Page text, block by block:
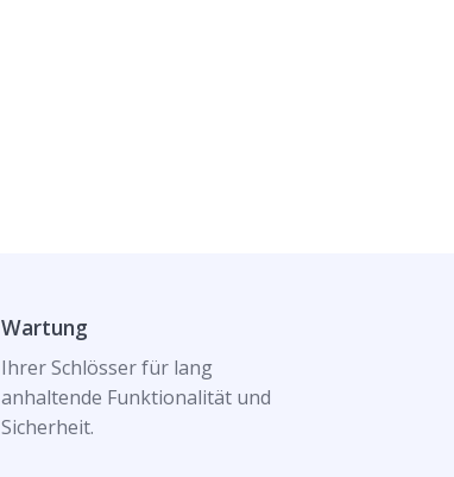
Wartung
Ihrer Schlösser für lang
anhaltende Funktionalität und
Sicherheit.